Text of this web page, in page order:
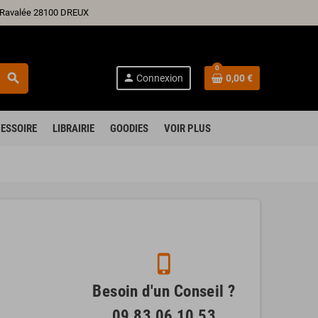
28100 DREUX
search person Connexion
0
0,00 €
LIBRAIRIE GOODIES VOIR PLUS
phone_iphone
Besoin d'un Conseil ?